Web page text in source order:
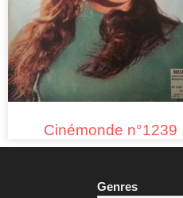
Cinémonde n°1239
Genres